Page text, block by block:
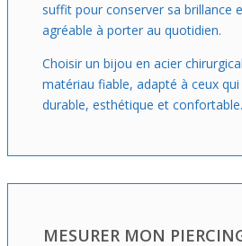
suffit pour conserver sa brillance
agréable à porter au quotidien.
Choisir un bijou en acier
matériau fiable, adapté à ceux
durable, esthétique et confortable.
MESURER MON